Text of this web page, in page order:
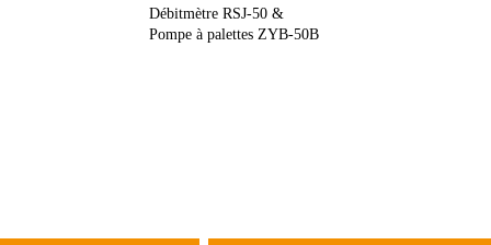
50 &
ZYB-50B